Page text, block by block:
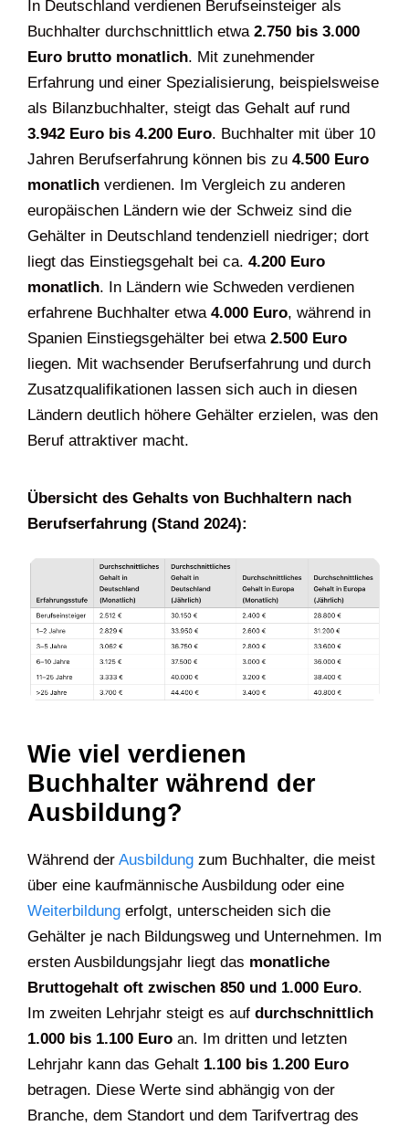
In Deutschland verdienen Berufseinsteiger als
Buchhalter durchschnittlich etwa 2.750 bis 3.000
Euro brutto monatlich. Mit zunehmender
Erfahrung und einer Spezialisierung, beispielsweise
als Bilanzbuchhalter, steigt das Gehalt auf rund
3.942 Euro bis 4.200 Euro. Buchhalter mit über 10
Jahren Berufserfahrung können bis zu 4.500 Euro
monatlich verdienen. Im Vergleich zu anderen
europäischen Ländern wie der Schweiz sind die
Gehälter in Deutschland tendenziell niedriger; dort
liegt das Einstiegsgehalt bei ca. 4.200 Euro
monatlich. In Ländern wie Schweden verdienen
erfahrene Buchhalter etwa 4.000 Euro, während in
Spanien Einstiegsgehälter bei etwa 2.500 Euro
liegen. Mit wachsender Berufserfahrung und durch
Zusatzqualifikationen lassen sich auch in diesen
Ländern deutlich höhere Gehälter erzielen, was den
Beruf attraktiver macht.
Übersicht des Gehalts von Buchhaltern nach
Berufserfahrung (Stand 2024):
Wie viel verdienen
Buchhalter während der
Ausbildung?
Während der Ausbildung zum Buchhalter, die meist
über eine kaufmännische Ausbildung oder eine
Weiterbildung erfolgt, unterscheiden sich die
Gehälter je nach Bildungsweg und Unternehmen. Im
ersten Ausbildungsjahr liegt das monatliche
Bruttogehalt oft zwischen 850 und 1.000 Euro.
Im zweiten Lehrjahr steigt es auf durchschnittlich
1.000 bis 1.100 Euro an. Im dritten und letzten
Lehrjahr kann das Gehalt 1.100 bis 1.200 Euro
betragen. Diese Werte sind abhängig von der
Branche, dem Standort und dem Tarifvertrag des